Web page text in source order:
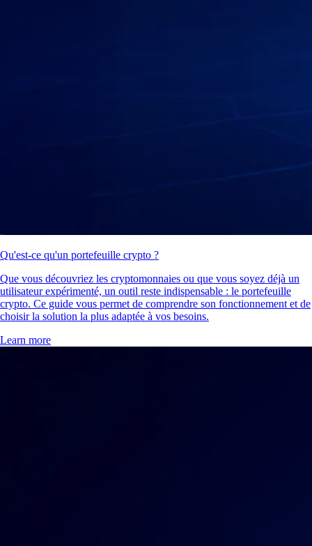
Qu'est-ce qu'un portefeuille crypto ?
Que vous découvriez les cryptomonnaies ou que vous soyez déjà un
utilisateur expérimenté, un outil reste indispensable : le portefeuille
crypto. Ce guide vous permet de comprendre son fonctionnement et de
choisir la solution la plus adaptée à vos besoins.
Learn more